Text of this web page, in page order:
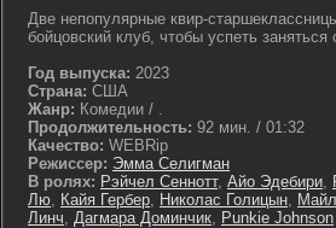
Две непопулярные квир-
бойцовский клуб, чтобы успеть
Год выпуска: 2023
Страна: США
Жанр: Комедии / .
Продолжительность: 92 мин. / 01:32
Качество: WEBRip
Режиссер: Эмма Селигман
В ролях: Рэйчел Сеннотт, Айо Эдебири,
Лю, Кайя Гербер, Николас Голицын,
Линч, Дагмара Доминчик, Punkie Johnson